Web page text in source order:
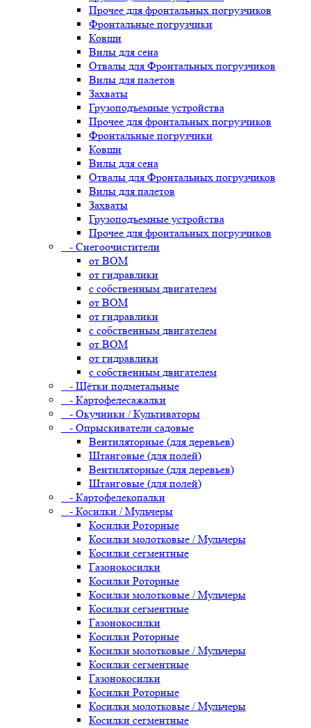
Прочее для фронтальных погрузчиков
Фронтальные погрузчики
Ковши
Вилы для сена
Отвалы для Фронтальных погрузчиков
Вилы для палетов
Захваты
Грузоподъемные устройства
Прочее для фронтальных погрузчиков
Фронтальные погрузчики
Ковши
Вилы для сена
Отвалы для Фронтальных погрузчиков
Вилы для палетов
Захваты
Грузоподъемные устройства
Прочее для фронтальных погрузчиков
- Снегоочистители
от ВОМ
от гидравлики
с собственным двигателем
от ВОМ
от гидравлики
с собственным двигателем
от ВОМ
от гидравлики
с собственным двигателем
- Щётки подметальные
- Картофелесажалки
- Окучники / Культиваторы
- Опрыскиватели садовые
Вентиляторные (для деревьев)
Штанговые (для полей)
Вентиляторные (для деревьев)
Штанговые (для полей)
- Картофелекопалки
- Косилки / Мульчеры
Косилки Роторные
Косилки молотковые / Мульчеры
Косилки сегментные
Газонокосилки
Косилки Роторные
Косилки молотковые / Мульчеры
Косилки сегментные
Газонокосилки
Косилки Роторные
Косилки молотковые / Мульчеры
Косилки сегментные
Газонокосилки
Косилки Роторные
Косилки молотковые / Мульчеры
Косилки сегментные